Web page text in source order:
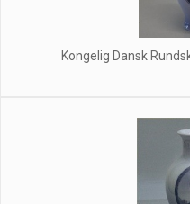
Kongelig Dansk